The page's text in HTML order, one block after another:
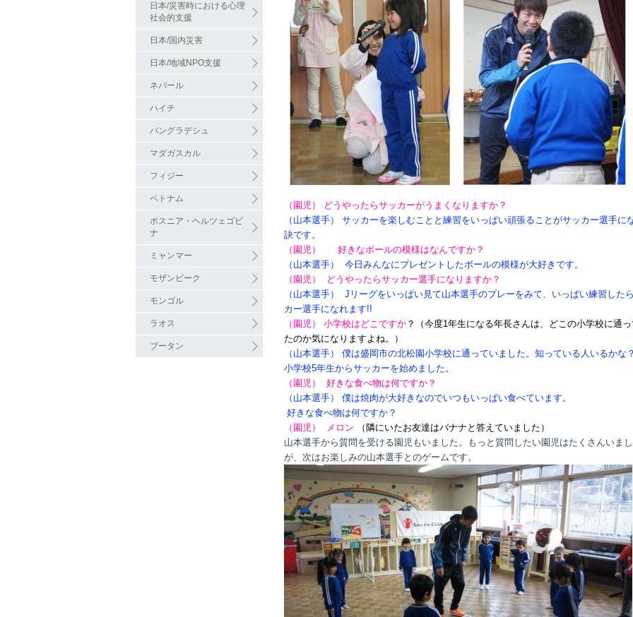
日本/災害時における心理
社会的支援
日本/国内災害
日本/地域NPO支援
ネパール
ハイチ
バングラデシュ
マダガスカル
フィジー
ベトナム
ボスニア・ヘルツェゴビ
ナ
ミャンマー
モザンビーク
モンゴル
ラオス
ブータン
（園児） どうやったらサッカーがうまくなりますか？
（山本選手） サッカーを楽しむことと練習をいっぱい頑張ることがサッカー選手に
訣です。
（園児） 好きなボールの模様はなんですか？
（山本選手） 今日みんなにプレゼントしたボールの模様が大好きです。
（園児） どうやったらサッカー選手になりますか？
（山本選手） Jリーグをいっぱい見て山本選手のプレーをみて、いっぱい練習した
カー選手になれます!!
（園児） 小学校はどこですか ？（今度1年生になる年長さんは、どこの小学校に通
たのか気になりますよね。）
（山本選手） 僕は盛岡市の北松園小学校に通っていました。知っている人いるかな
小学校5年生からサッカーを始めました。
（園児） 好きな食べ物は何ですか？
（山本選手） 僕は焼肉が大好きなのでいつもいっぱい食べています。
好きな食べ物は何ですか？
（園児） メロン
（隣にいたお友達はバナナと答えていました）
山本選手から質問を受ける園児もいました。もっと質問したい園児はたくさんいま
が、次はお楽しみの山本選手とのゲームです。